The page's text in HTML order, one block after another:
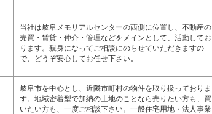
当社は岐阜メモリアルセンターの西側に位置し、不動産の
売買・賃貸・仲介・管理などをメインとして、活動してお
ります。親身になってご相談にのらせていただきますの
で、どうぞ安心してお任せ下さい。
岐阜市を中心とし、近隣市町村の物件を取り扱っておりま
す。地域密着型で加納の土地のことなら売りたい方も、買
いたい方も、一度ご相談下さい。一般住宅用地・法人事業